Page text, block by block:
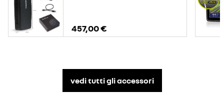
457,00 €
vedi tutti gli accessori​